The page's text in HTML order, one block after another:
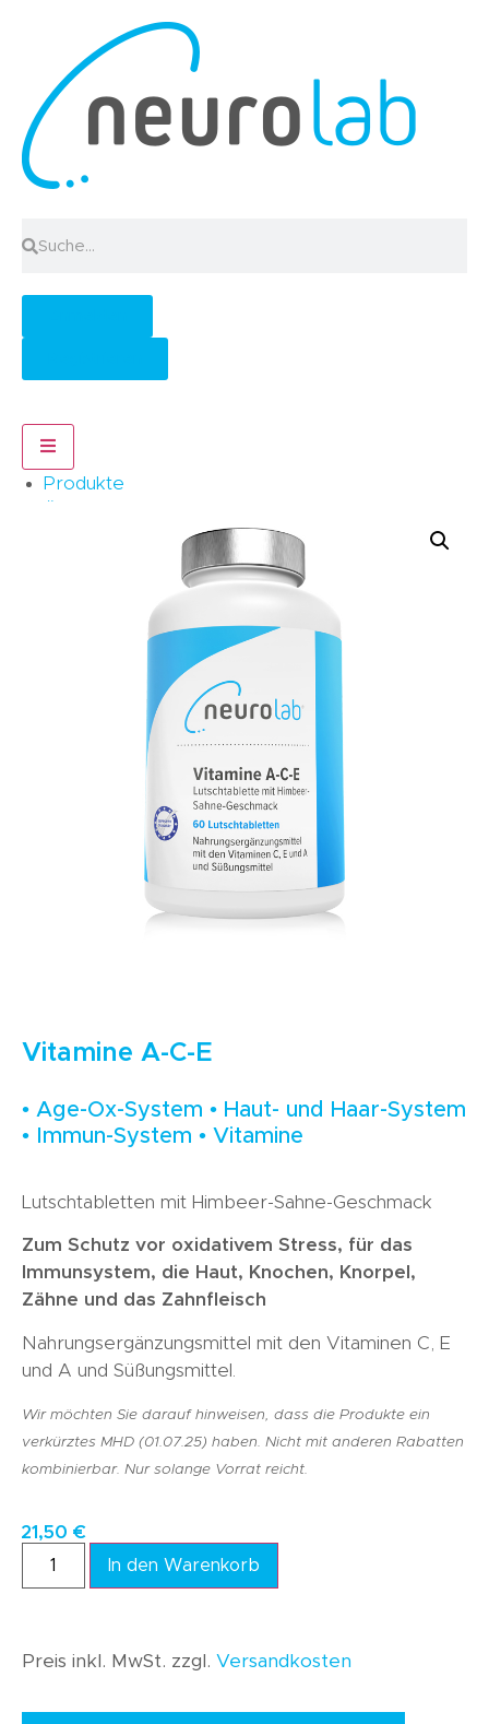
Produkte
Das Neurolab Team
Veranstaltungen
Expertenmeinungen
Kundenmeinungen
Häufig gestellte Fragen
Veranstaltungen
Neurostress
Therapeutenfinder
Hamburger Toggle Menu
Vitamine A-C-E
• Age-Ox-System • Haut- und Haar-System
• Immun-System • Vitamine
Lutschtabletten mit Himbeer-Sahne-Geschmack
Zum Schutz vor oxidativem Stress, für das
Immunsystem, die Haut, Knochen, Knorpel,
Zähne und das Zahnfleisch
Nahrungsergänzungsmittel mit den Vitaminen C, E
und A und Süßungsmittel.
Wir möchten Sie darauf hinweisen, dass die Produkte ein
verkürztes MHD (01.07.25) haben. Nicht mit anderen Rabatten
kombinierbar. Nur solange Vorrat reicht.
21,50 €
In den Warenkorb
Preis inkl. MwSt. zzgl. Versandkosten